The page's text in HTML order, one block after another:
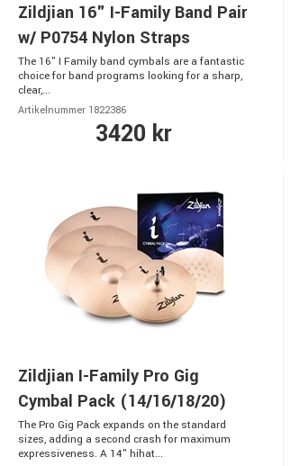
Zildjian 16" I-Family Band Pair
w/ P0754 Nylon Straps
The 16" I Family band cymbals are a fantastic
choice for band programs looking for a sharp,
clear,...
Artikelnummer 1822386
3420 kr
Zildjian I-Family Pro Gig
Cymbal Pack (14/16/18/20)
The Pro Gig Pack expands on the standard
sizes, adding a second crash for maximum
expressiveness. A 14" hihat...